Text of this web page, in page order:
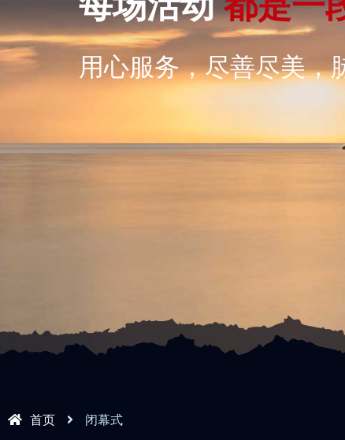
用心服务，尽善尽美，
首页 闭幕式